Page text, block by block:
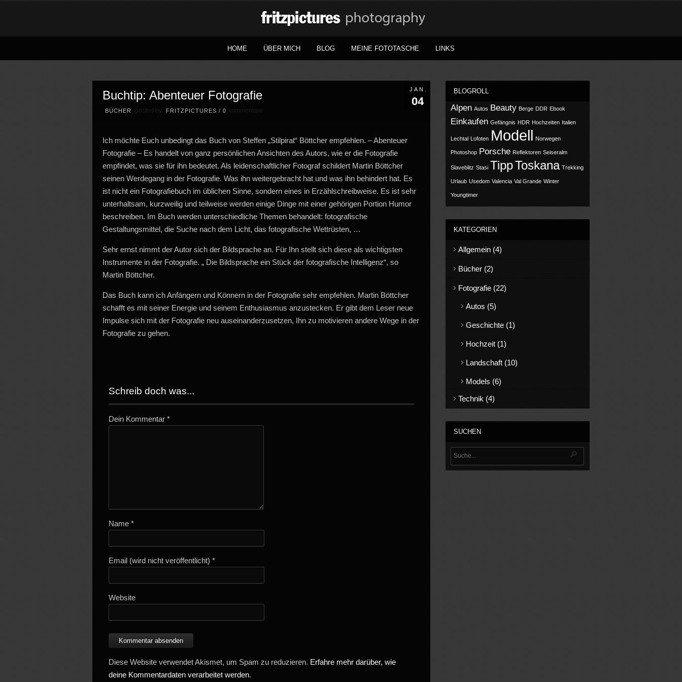
HOME ÜBER MICH BLOG MEINE FOTOTASCHE LINKS
JAN.
04
Buchtip: Abenteuer Fotografie
BÜCHER posted by FRITZPICTURES /0 kommentare
Ich möchte Euch unbedingt das Buch von Steffen „Stilpirat“ Böttcher empfehlen. – Abenteuer
Fotografie – Es handelt von ganz persönlichen Ansichten des Autors, wie er die Fotografie
empfindet, was sie für ihn bedeutet. Als leidenschaftlicher Fotograf schildert Martin Böttcher
seinen Werdegang in der Fotografie. Was ihn weitergebracht hat und was ihn behindert hat. Es
ist nicht ein Fotografiebuch im üblichen Sinne, sondern eines in Erzählschreibweise. Es ist sehr
unterhaltsam, kurzweilig und teilweise werden einige Dinge mit einer gehörigen Portion Humor
beschreiben. Im Buch werden unterschiedliche Themen behandelt: fotografische
Gestaltungsmittel, die Suche nach dem Licht, das fotografische Wettrüsten, …
Sehr ernst nimmt der Autor sich der Bildsprache an. Für Ihn stellt sich diese als wichtigsten
Instrumente in der Fotografie. „ Die Bildsprache ein Stück der fotografische Intelligenz“, so
Martin Böttcher.
Das Buch kann ich Anfängern und Könnern in der Fotografie sehr empfehlen. Martin Böttcher
schafft es mit seiner Energie und seinem Enthusiasmus anzustecken. Er gibt dem Leser neue
Impulse sich mit der Fotografie neu auseinanderzusetzen, Ihn zu motivieren andere Wege in der
Fotografie zu gehen.
Schreib doch was...
Dein Kommentar*
Name*
Email (wird nicht veröffentlicht)*
Website
Diese Website verwendet Akismet, um Spam zu reduzieren. Erfahre mehr darüber, wie
deine Kommentardaten verarbeitet werden.
BLOGROLL
Alpen Autos Beauty Berge DDR Ebook
Einkaufen Gefängnis HDR Hochzeiten Italien
Lechtal Lofoten Modell Norwegen
Photoshop Porsche Reflektoren Seiseralm
Slaveblitz Stasi TippToskana Trekking
Urlaub Usedom Valencia Val Grande Winter
Youngtimer
KATEGORIEN
Allgemein(4)
Bücher(2)
Fotografie(22)
Autos (5)
Geschichte(1)
Hochzeit(1)
Landschaft(10)
Models (6)
Technik (4)
SUCHEN